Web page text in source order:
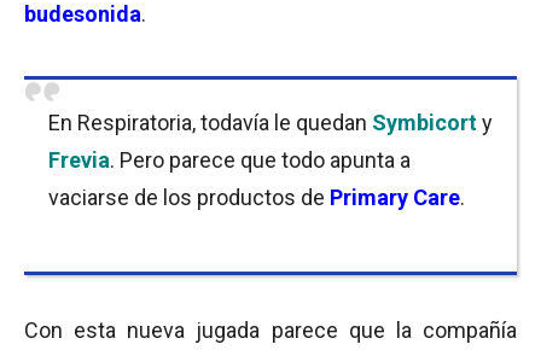
budesonida.
En Respiratoria, todavía le quedan Symbicorty
Frevia. Pero parece que todo apunta a
vaciarse de los productos de Primary Care.
Con esta nueva jugada parece que la compañía